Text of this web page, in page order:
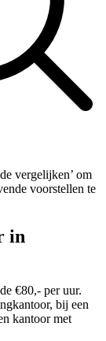
vergelijken’ om
voorstellen te
in
€80,- per uur.
bij een
kantoor met